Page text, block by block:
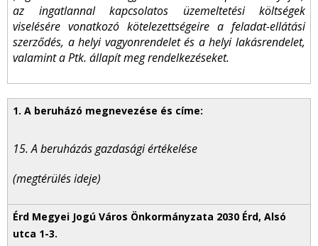
az ingatlannal kapcsolatos üzemeltetési költségek
viselésére vonatkozó kötelezettségeire a feladat-ellátási
szerződés, a helyi vagyonrendelet és a helyi lakásrendelet,
valamint a Ptk. állapít meg rendelkezéseket.
15. A beruházás gazdasági értékelése
(megtérülés ideje)